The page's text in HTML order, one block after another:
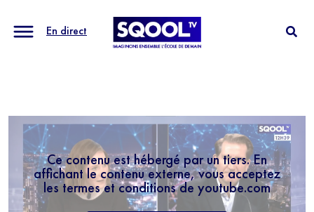
En direct
Ce contenu est hébergé par un tiers. En
affichant le contenu externe, vous acceptez
les termes et conditions de youtube.com